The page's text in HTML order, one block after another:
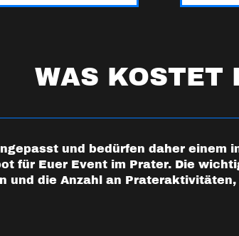
WAS KOSTET
und bedürfen daher einem
für Euer Event im Prater. Die
und die Anzahl an